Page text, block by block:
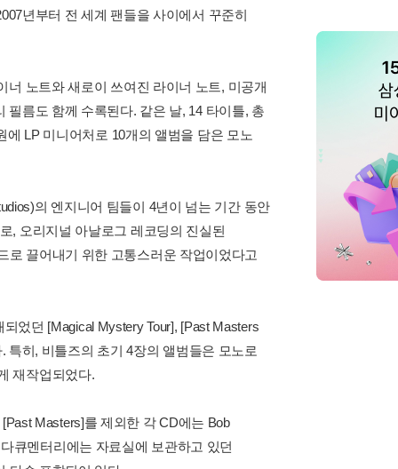
년부터 전 세계 팬들을 사이에서 꾸준히
노트와 새로이 쓰여진 라이너 노트, 미공개
름도 함께 수록된다. 같은 날, 14 타이틀, 총
LP 미니어처로 10개의 앨범을 담은 모노
의 엔지니어 팀들이 4년이 넘는 기간 동안
, 오리지널 아날로그 레코딩의 진실된
로 끌어내기 위한 고통스러운 작업이었다고
었던 [Magical Mystery Tour], [Past Masters
특히, 비틀즈의 초기 4장의 앨범들은 모노로
재작업되었다.
Masters]를 제외한 각 CD에는 Bob
큐멘터리에는 자료실에 보관하고 있던